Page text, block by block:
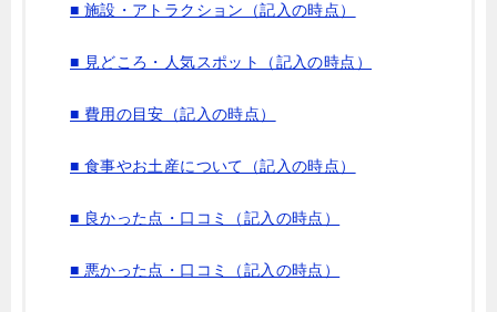
■ 施設・アトラクション（記入の時点）
■ 見どころ・人気スポット（記入の時点）
■ 費用の目安（記入の時点）
■ 食事やお土産について（記入の時点）
■ 良かった点・口コミ（記入の時点）
■ 悪かった点・口コミ（記入の時点）